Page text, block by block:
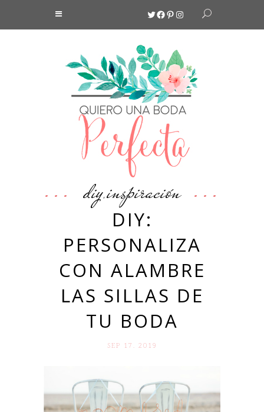
Twitter
Facebook
Pinterest
Instagram
diy,inspiración
DIY:
PERSONALIZA
CON ALAMBRE
LAS SILLAS DE
TU BODA
SEP 17. 2019